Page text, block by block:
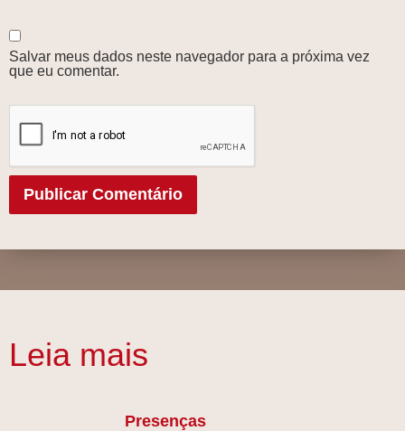
Salvar meus dados neste navegador para a próxima vez
que eu comentar.
Leia mais
Presenças